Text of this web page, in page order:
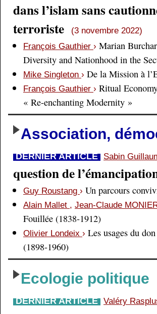
dans l’islam sans
terroriste
(3 novembre 2022)
François Gauthier › Marian
Diversity and Nationhood in the
Mike Singleton › De la Mission à
François Gauthier › Ritual
« Re-enchanting Modernity »
Association,
DERNIER ARTICLE Sabin
question de
Guy Roustang › Un parcours
Alain Mallet , Jean-Claude
Fouillée (1838-1912)
Olivier Londeix › Les usages du
(1898-1960)
Ecologie politique
DERNIER ARTICLE Valéry